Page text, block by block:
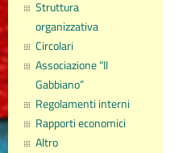
Struttura
organizzativa
Circolari
Associazione “Il
Gabbiano”
Regolamenti interni
Rapporti economici
Altro